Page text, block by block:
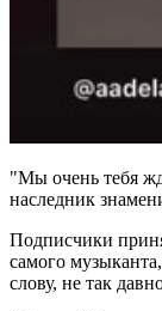
"Мы очень тебя
наследник
Подписчики
самого
слову, не так